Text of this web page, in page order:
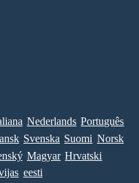
Nederlands Português
Svenska Suomi Norsk
Magyar Hrvatski
eesti